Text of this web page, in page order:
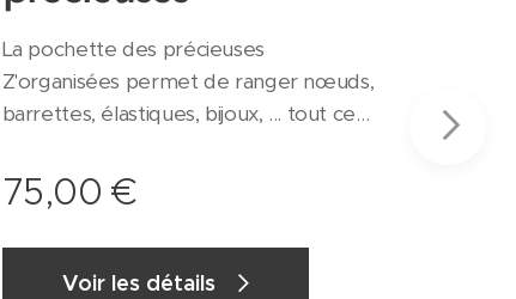
La pochette des précieuses
Z'organisées permet de ranger nœuds,
barrettes, élastiques, bijoux, ... tout ce
ranger, organiser facilement. A la
maison ou en voyage, terminé les
bijoux emmêlés, les bacs de chouchous
tout moches et les jolis petits nœuds
75,00 €
Voir les détails